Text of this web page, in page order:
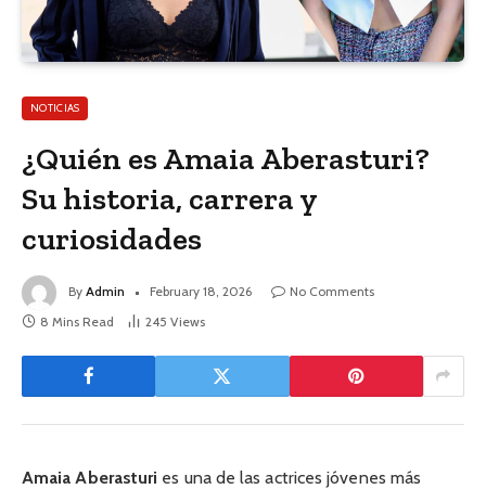
NOTICIAS
¿Quién es Amaia Aberasturi?
Su historia, carrera y
curiosidades
By Admin February 18, 2026
No Comments
8 Mins Read
245 Views
Amaia Aberasturi es una de las actrices jóvenes más